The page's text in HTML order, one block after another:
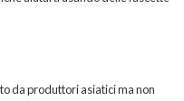
da produttori asiatici ma non